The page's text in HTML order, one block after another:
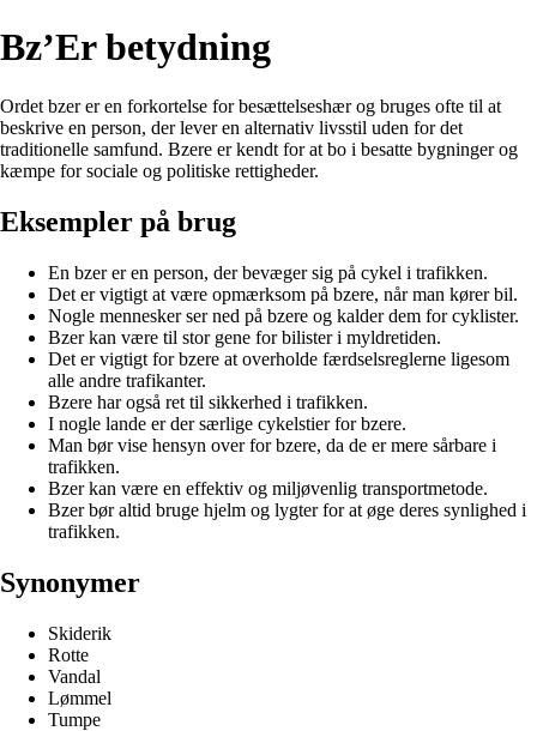
Bz’Er betydning
Ordet bzer er en forkortelse for besættelseshær og bruges ofte til at
beskrive en person, der lever en alternativ livsstil uden for det
traditionelle samfund. Bzere er kendt for at bo i besatte bygninger og
kæmpe for sociale og politiske rettigheder.
Eksempler på brug
En bzer er en person, der bevæger sig på cykel i trafikken.
Det er vigtigt at være opmærksom på bzere, når man kører bil.
Nogle mennesker ser ned på bzere og kalder dem for cyklister.
Bzer kan være til stor gene for bilister i myldretiden.
Det er vigtigt for bzere at overholde færdselsreglerne ligesom
alle andre trafikanter.
Bzere har også ret til sikkerhed i trafikken.
I nogle lande er der særlige cykelstier for bzere.
Man bør vise hensyn over for bzere, da de er mere sårbare i
trafikken.
Bzer kan være en effektiv og miljøvenlig transportmetode.
Bzer bør altid bruge hjelm og lygter for at øge deres synlighed i
trafikken.
Synonymer
Skiderik
Rotte
Vandal
Lømmel
Tumpe